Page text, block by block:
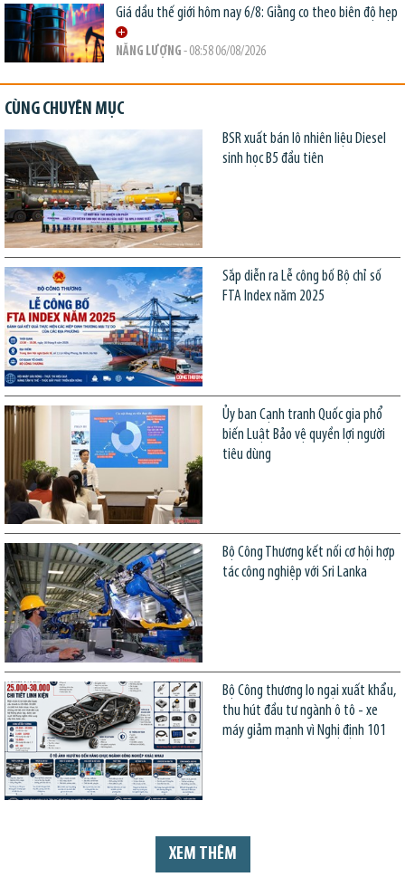
Giá dầu thế giới hôm nay 6/8: Giằng co theo biên độ hẹp
NĂNG LƯỢNG - 08:58 06/08/2026
CÙNG CHUYÊN MỤC
BSR xuất bán lô nhiên liệu Diesel
sinh học B5 đầu tiên
Sắp diễn ra Lễ công bố Bộ chỉ số
FTA Index năm 2025
Ủy ban Cạnh tranh Quốc gia phổ
biến Luật Bảo vệ quyền lợi người
tiêu dùng
Bộ Công Thương kết nối cơ hội hợp
tác công nghiệp với Sri Lanka
Bộ Công thương lo ngại xuất khẩu,
thu hút đầu tư ngành ô tô - xe
máy giảm mạnh vì Nghị định 101
XEM THÊM